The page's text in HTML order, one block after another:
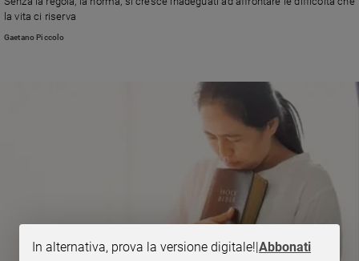
la vita ci riserva
Gaetano Piccolo
In alternativa, prova la versione digitale!|Abbonati